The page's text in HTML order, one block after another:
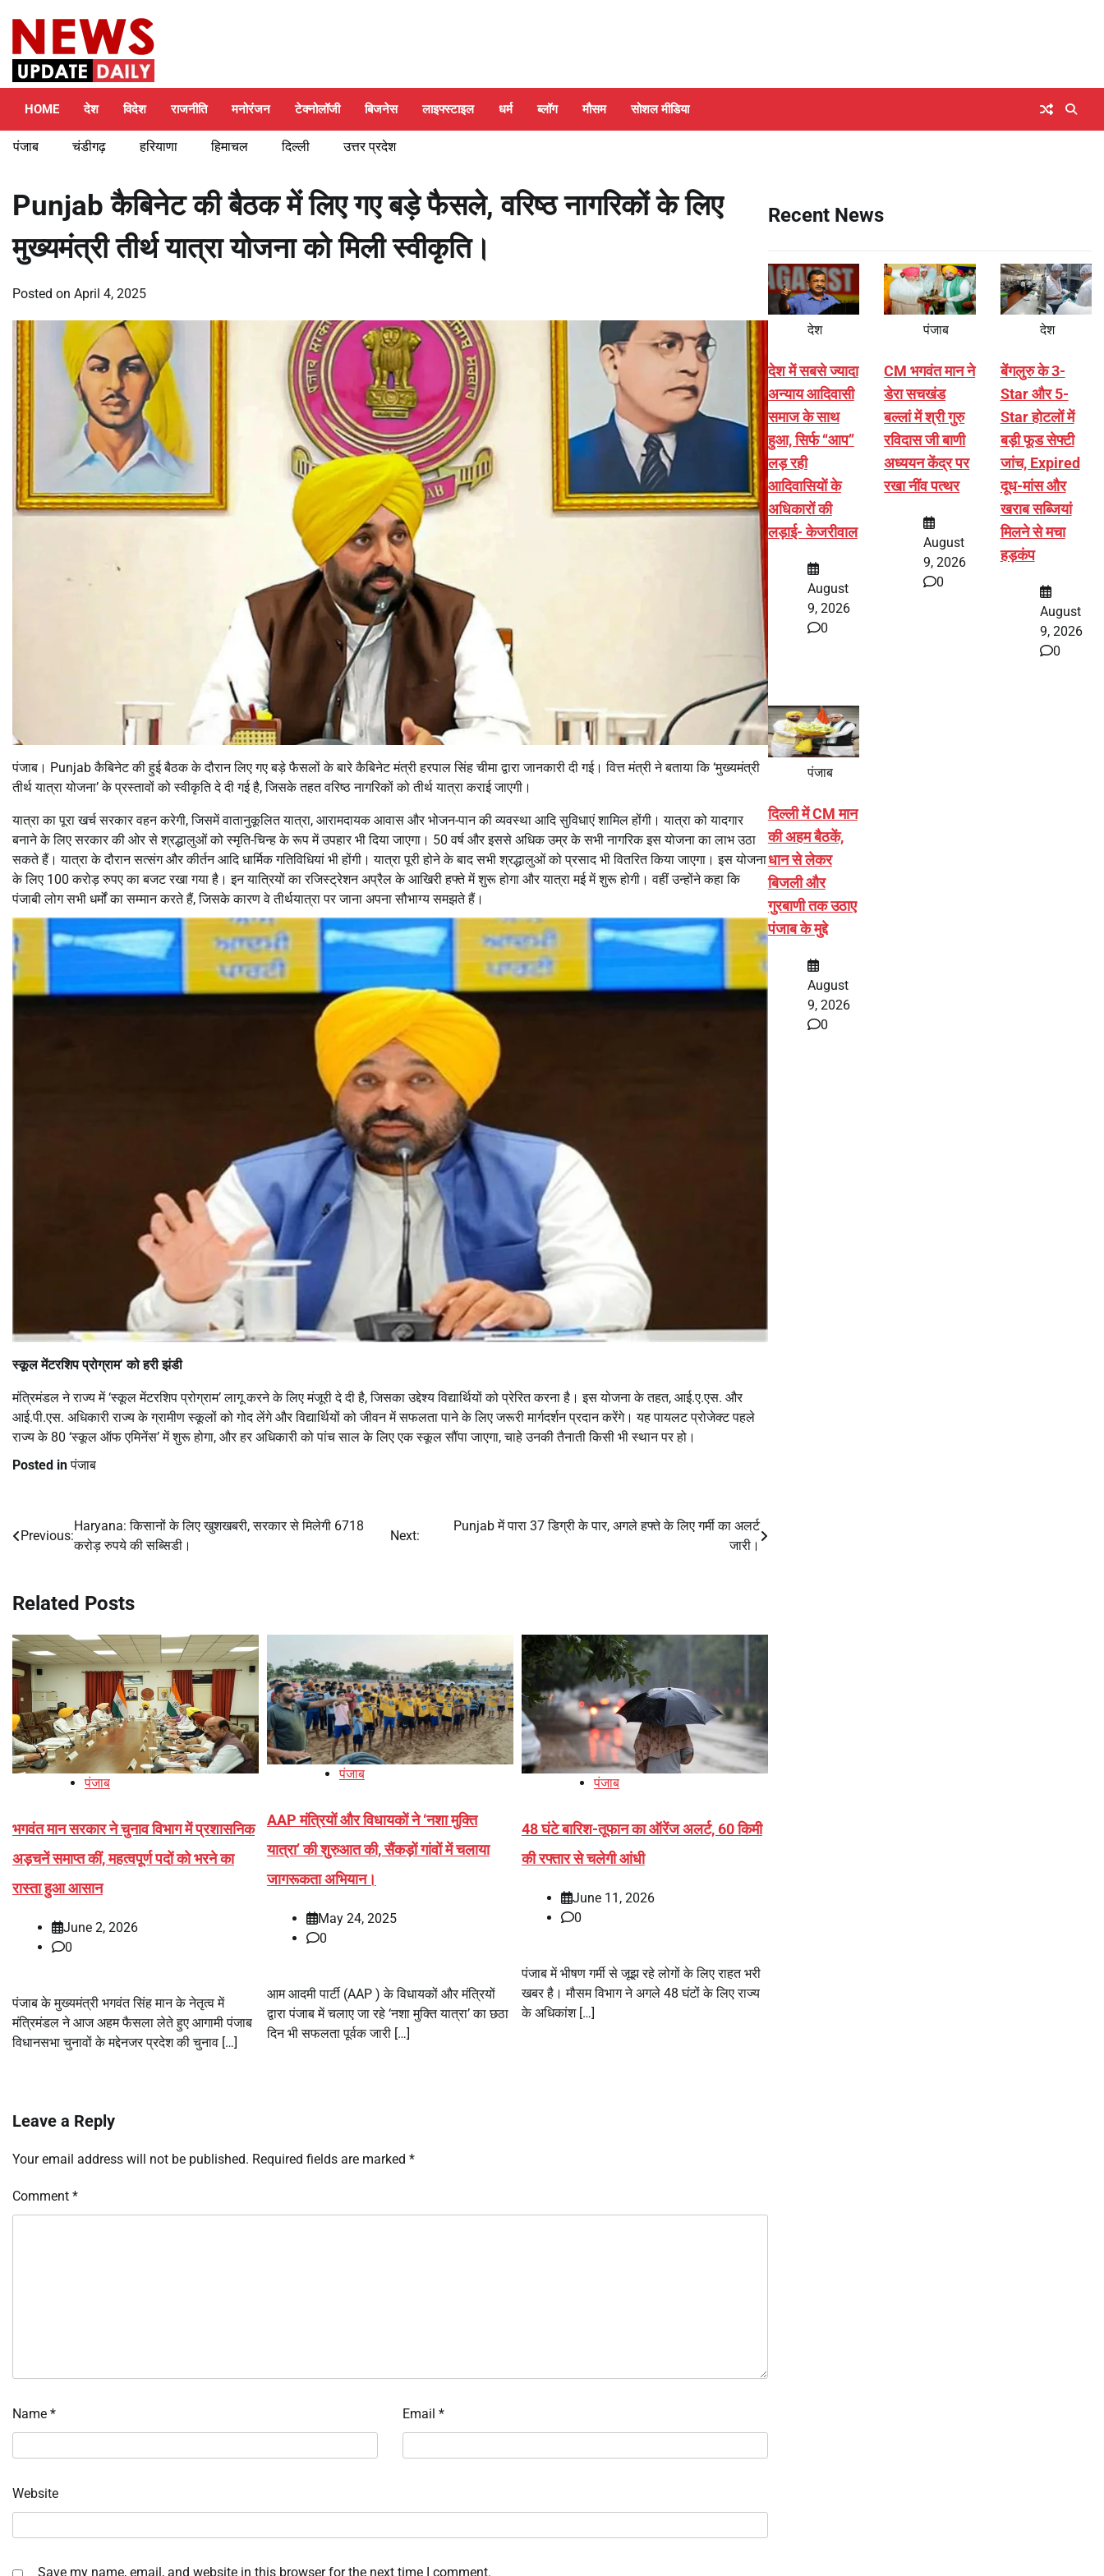
content
HOME देश विदेश राजनीति मनोरंजन टेक्नोलॉजी बिजनेस लाइफ्स्टाइल धर्म ब्लॉग मौसम सोशल मीडिया
पंजाब चंडीगढ़ हरियाणा हिमाचल दिल्ली उत्तर प्रदेश
Punjab कैबिनेट की बैठक में लिए गए बड़े फैसले, वरिष्ठ नागरिकों के लिए
मुख्यमंत्री तीर्थ यात्रा योजना को मिली स्वीकृति।
Posted on April 4, 2025
पंजाब। Punjab कैबिनेट की हुई बैठक के दौरान लिए गए बड़े फैसलों के बारे कैबिनेट मंत्री हरपाल सिंह चीमा द्वारा जानकारी दी गई। वित्त मंत्री ने बताया कि ‘मुख्यमंत्री
तीर्थ यात्रा योजना’ के प्रस्तावों को स्वीकृति दे दी गई है, जिसके तहत वरिष्ठ नागरिकों को तीर्थ यात्रा कराई जाएगी।
यात्रा का पूरा खर्च सरकार वहन करेगी, जिसमें वातानुकूलित यात्रा, आरामदायक आवास और भोजन-पान की व्यवस्था आदि सुविधाएं शामिल होंगी। यात्रा को यादगार
बनाने के लिए सरकार की ओर से श्रद्धालुओं को स्मृति-चिन्ह के रूप में उपहार भी दिया जाएगा। 50 वर्ष और इससे अधिक उम्र के सभी नागरिक इस योजना का लाभ उठा
सकते हैं। यात्रा के दौरान सत्संग और कीर्तन आदि धार्मिक गतिविधियां भी होंगी। यात्रा पूरी होने के बाद सभी श्रद्धालुओं को प्रसाद भी वितरित किया जाएगा। इस योजना
के लिए 100 करोड़ रुपए का बजट रखा गया है। इन यात्रियों का रजिस्ट्रेशन अप्रैल के आखिरी हफ्ते में शुरू होगा और यात्रा मई में शुरू होगी। वहीं उन्होंने कहा कि
पंजाबी लोग सभी धर्मों का सम्मान करते हैं, जिसके कारण वे तीर्थयात्रा पर जाना अपना सौभाग्य समझते हैं।
स्कूल मेंटरशिप प्रोग्राम’ को हरी झंडी
मंत्रिमंडल ने राज्य में ‘स्कूल मेंटरशिप प्रोग्राम’ लागू करने के लिए मंजूरी दे दी है, जिसका उद्देश्य विद्यार्थियों को प्रेरित करना है। इस योजना के तहत, आई.ए.एस. और
आई.पी.एस. अधिकारी राज्य के ग्रामीण स्कूलों को गोद लेंगे और विद्यार्थियों को जीवन में सफलता पाने के लिए जरूरी मार्गदर्शन प्रदान करेंगे। यह पायलट प्रोजेक्ट पहले
राज्य के 80 ‘स्कूल ऑफ एमिनेंस’ में शुरू होगा, और हर अधिकारी को पांच साल के लिए एक स्कूल सौंपा जाएगा, चाहे उनकी तैनाती किसी भी स्थान पर हो।
Posted inपंजाब
Post
navigation
Previous:
Haryana: किसानों के लिए खुशखबरी, सरकार से मिलेगी 6718
करोड़ रुपये की सब्सिडी।
Next:
Punjab में पारा 37 डिग्री के पार, अगले हफ्ते के लिए गर्मी का अलर्ट
जारी।
Related Posts
पंजाब
भगवंत मान सरकार ने चुनाव विभाग में प्रशासनिक
अड़चनें समाप्त कीं, महत्वपूर्ण पदों को भरने का
रास्ता हुआ आसान
June 2, 2026
0
पंजाब के मुख्यमंत्री भगवंत सिंह मान के नेतृत्व में
मंत्रिमंडल ने आज अहम फैसला लेते हुए आगामी पंजाब
विधानसभा चुनावों के मद्देनजर प्रदेश की चुनाव […]
पंजाब
AAP मंत्रियों और विधायकों ने ‘नशा मुक्ति
यात्रा’ की शुरुआत की, सैंकड़ों गांवों में चलाया
जागरूकता अभियान।
May 24, 2025
0
आम आदमी पार्टी (AAP ) के विधायकों और मंत्रियों
द्वारा पंजाब में चलाए जा रहे ‘नशा मुक्ति यात्रा’ का छठा
दिन भी सफलता पूर्वक जारी […]
पंजाब
48 घंटे बारिश-तूफान का ऑरेंज अलर्ट, 60 किमी
की रफ्तार से चलेगी आंधी
June 11, 2026
0
पंजाब में भीषण गर्मी से जूझ रहे लोगों के लिए राहत भरी
खबर है। मौसम विभाग ने अगले 48 घंटों के लिए राज्य
के अधिकांश […]
Leave a Reply
Your email address will not be published. Required fields are marked *
Comment *
Name * Email *
Website
Save my name, email, and website in this browser for the next time I comment.
Recent News
देश
देश में सबसे ज्यादा
अन्याय आदिवासी
समाज के साथ
हुआ, सिर्फ ‘‘आप’’
लड़ रही
आदिवासियों के
अधिकारों की
लड़ाई- केजरीवाल
August
9, 2026
0
पंजाब
CM भगवंत मान ने
डेरा सचखंड
बल्लां में श्री गुरु
रविदास जी बाणी
अध्ययन केंद्र पर
रखा नींव पत्थर
August
9, 2026
0
देश
बेंगलुरु के 3-
Star और 5-
Star होटलों में
बड़ी फूड सेफ्टी
जांच, Expired
दूध-मांस और
खराब सब्जियां
मिलने से मचा
हड़कंप
August
9, 2026
0
पंजाब
दिल्ली में CM मान
की अहम बैठकें,
धान से लेकर
बिजली और
गुरबाणी तक उठाए
पंजाब के मुद्दे
August
9, 2026
0